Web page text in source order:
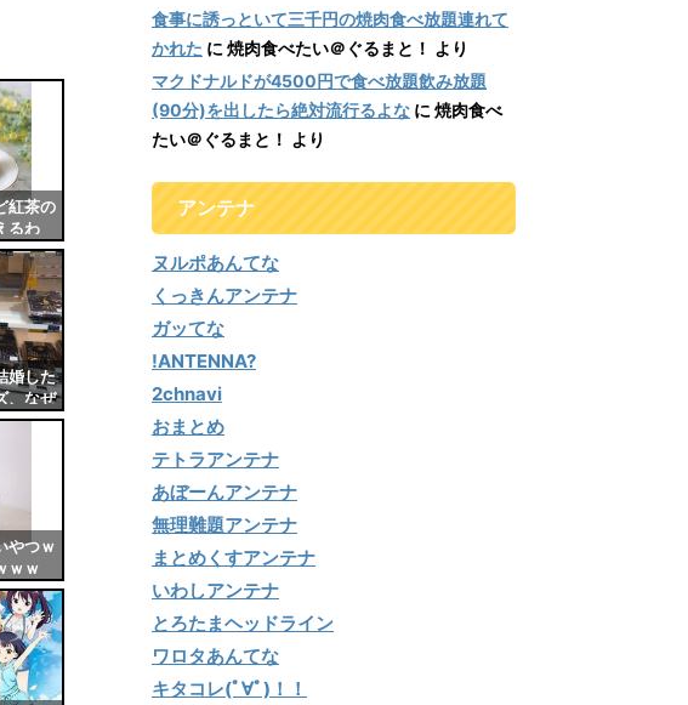
紅茶の
るわ
婚した
、なぜ
ｗｗｗ
やつｗ
ｗｗ
食事に誘っといて三千円の焼肉食べ放題連れて
かれた に 焼肉食べたい＠ぐるまと！ より
マクドナルドが4500円で食べ放題飲み放題
(90分)を出したら絶対流行るよな に 焼肉食べ
たい＠ぐるまと！ より
アンテナ
ヌルポあんてな
くっきんアンテナ
ガッてな
!ANTENNA?
2chnavi
おまとめ
テトラアンテナ
あぼーんアンテナ
無理難題アンテナ
まとめくすアンテナ
いわしアンテナ
とろたまヘッドライン
ワロタあんてな
キタコレ(ﾟ∀ﾟ)！！